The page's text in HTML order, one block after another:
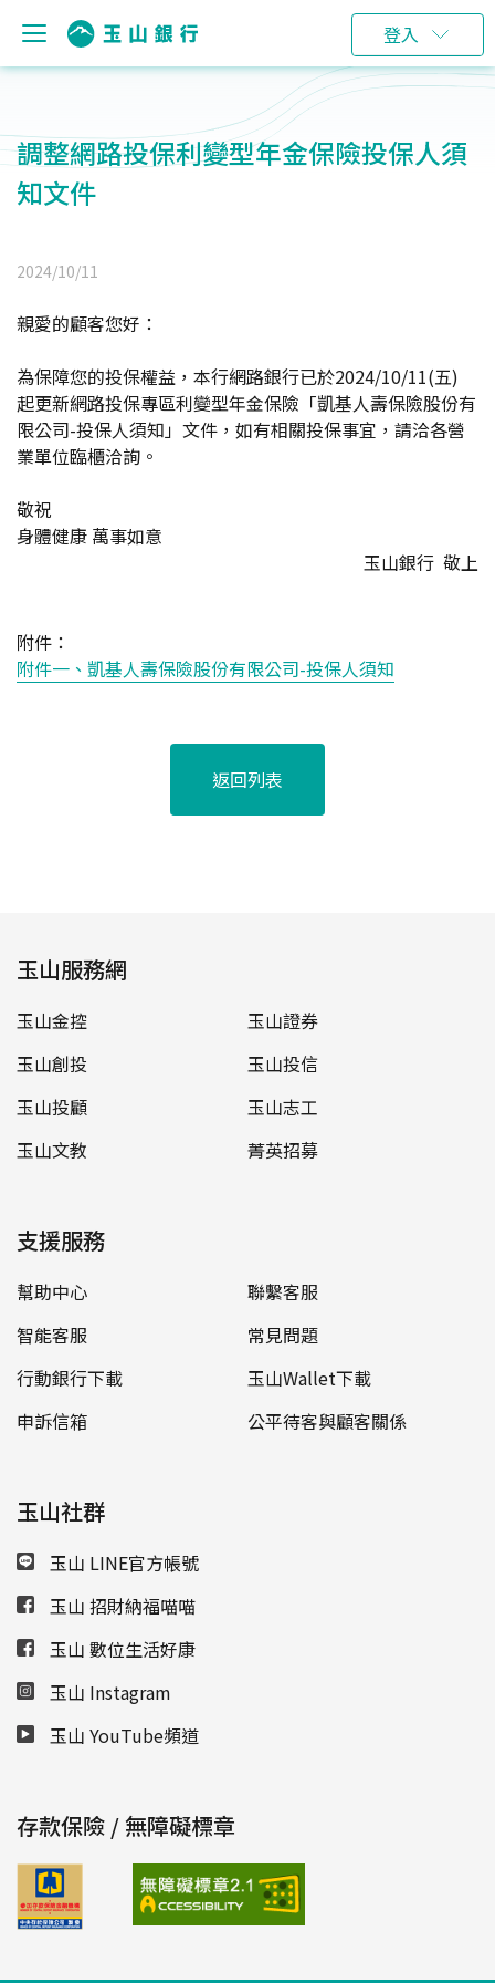
登入
調整網路投保利變型年金保險投保人須
知文件
2024/10/11
親愛的顧客您好：
為保障您的投保權益，本行網路銀行已於2024/10/11(五)
起更新網路投保專區利變型年金保險「凱基人壽保險股份有
限公司-投保人須知」文件，如有相關投保事宜，請洽各營
業單位臨櫃洽詢。
敬祝
身體健康 萬事如意
玉山銀行 敬上
附件：
附件一、凱基人壽保險股份有限公司-投保人須知
返回列表
玉山服務網
玉山金控
玉山證券
玉山創投
玉山投信
玉山投顧
玉山志工
玉山文教
菁英招募
支援服務
幫助中心
聯繫客服
智能客服
常見問題
行動銀行下載
玉山Wallet下載
申訴信箱
公平待客與顧客關係
玉山社群
玉山 LINE官方帳號
玉山 招財納福喵喵
玉山 數位生活好康
玉山 Instagram
玉山 YouTube頻道
存款保險 / 無障礙標章